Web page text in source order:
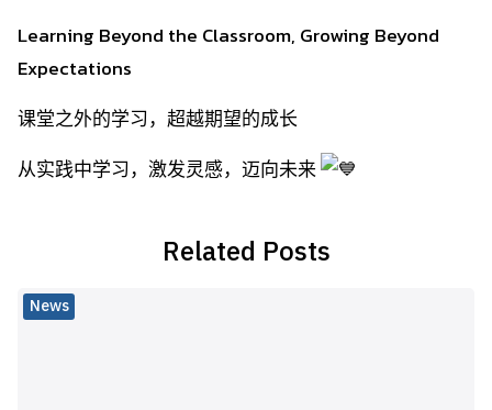
Learning Beyond the Classroom, Growing Beyond
Expectations
课堂之外的学习，超越期望的成长
从实践中学习，激发灵感，迈向未来
Related Posts
News